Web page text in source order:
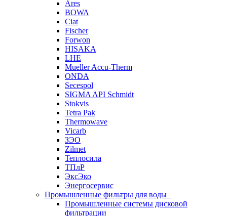
Ares
BOWA
Ciat
Fischer
Forwon
HISAKA
LHE
Mueller Accu-Therm
ONDA
Secespol
SIGMA API Schmidt
Stokvis
Tetra Pak
Thermowave
Vicarb
ЗЭО
Zilmet
Теплосила
ТПлР
ЭксЭко
Энергосервис
Промышленные фильтры для воды
Промышленные системы дисковой
фильтрации